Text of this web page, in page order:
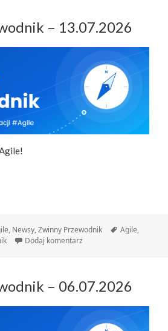
– 13.07.2026
, Newsy,Zwinny Przewodnik Tagi
Agile,
Dodaj komentarz
– 06.07.2026